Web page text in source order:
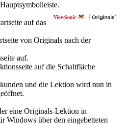
auf das
von Originals nach der
auf.
auf die Schaltfläche
und die Lektion wird nun in
eine Originals-Lektion in
Windows über den eingebetteten